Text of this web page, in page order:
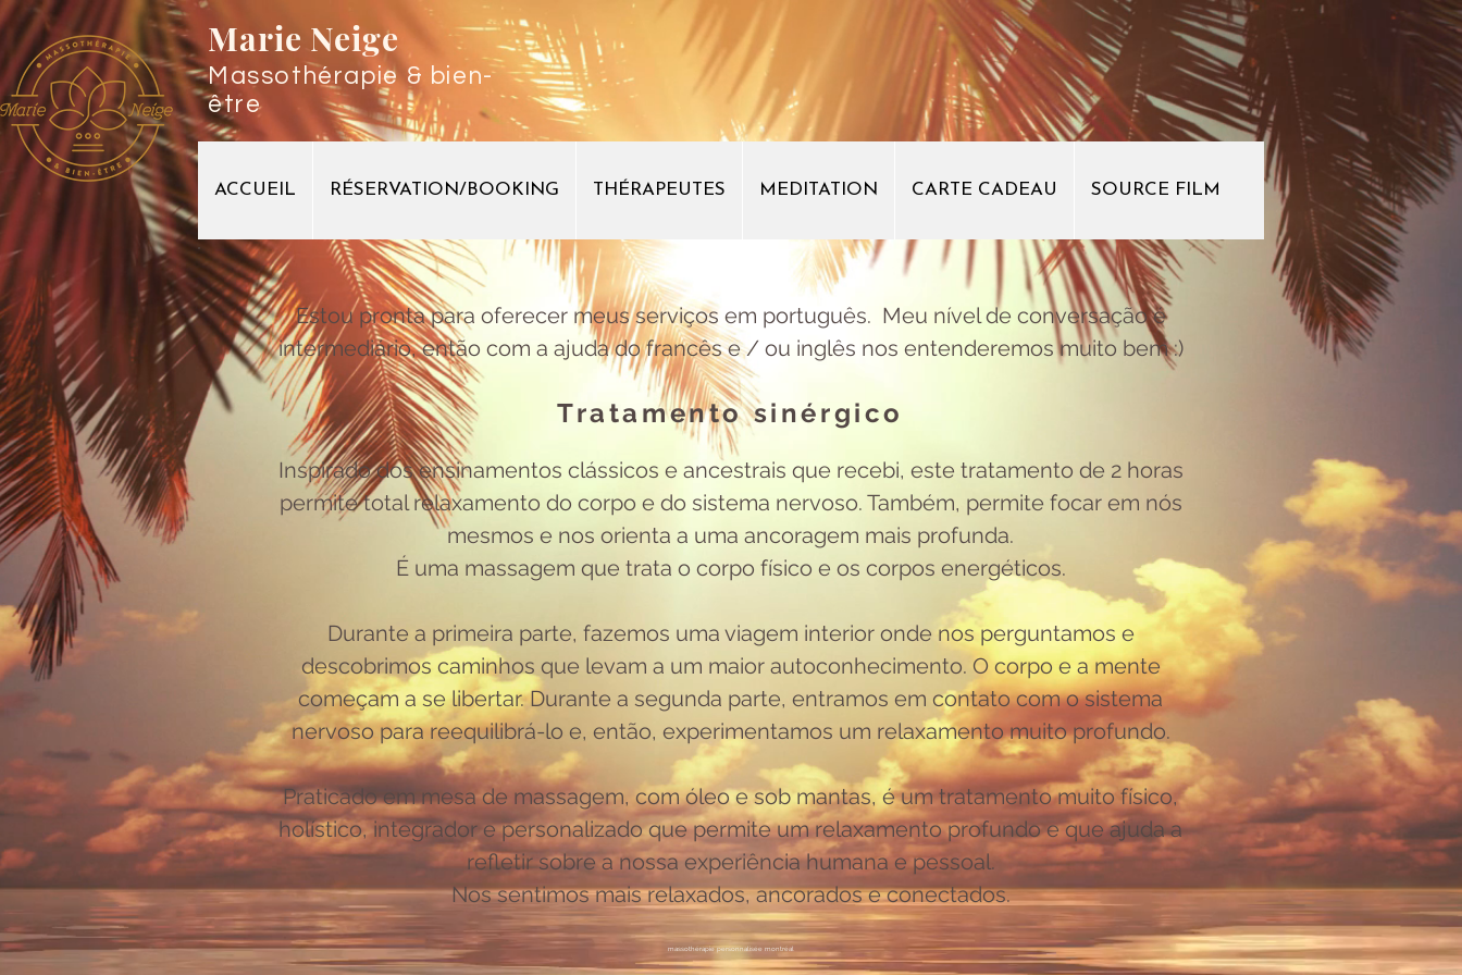
Marie Neige
Massothérapie & bien-
être
ACCUEIL RÉSERVATION/BOOKING THÉRAPEUTES MEDITATION CARTE CADEAU SOURCE FILM
Estou pronta para oferecer meus serviços em português. Meu nível de conversação é
intermediário, então com a ajuda do francês e / ou inglês nos entenderemos muito bem :)
Tratamento sinérgico
Inspirado dos ensinamentos clássicos e ancestrais que recebi, este tratamento de 2 horas
permite total relaxamento do corpo e do sistema nervoso. Também, permite focar em nós
mesmos e nos orienta a uma ancoragem mais profunda.
É uma massagem que trata o corpo físico e os corpos energéticos.
Durante a primeira parte, fazemos uma viagem interior onde nos perguntamos e
descobrimos caminhos que levam a um maior autoconhecimento. O corpo e a mente
começam a se libertar. Durante a segunda parte, entramos em contato com o sistema
nervoso para reequilibrá-lo e, então, experimentamos um relaxamento muito profundo.
Praticado em mesa de massagem, com óleo e sob mantas, é um tratamento muito físico,
holístico, integrador e personalizado que permite um relaxamento profundo e que ajuda a
refletir sobre a nossa experiência humana e pessoal.
Nos sentimos mais relaxados, ancorados e conectados.
massothérapie personnalisée montréal